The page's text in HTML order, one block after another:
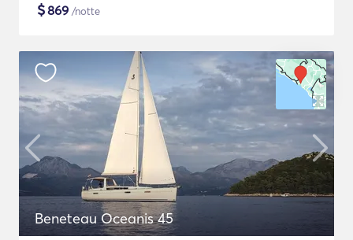
$869 /notte
Beneteau Oceanis 45